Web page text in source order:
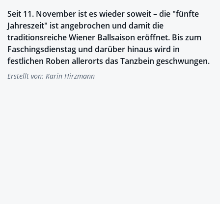
Seit 11. November ist es wieder soweit – die "fünfte
Jahreszeit" ist angebrochen und damit die
traditionsreiche Wiener Ballsaison eröffnet. Bis zum
Faschingsdienstag und darüber hinaus wird in
festlichen Roben allerorts das Tanzbein geschwungen.
Erstellt von: Karin Hirzmann